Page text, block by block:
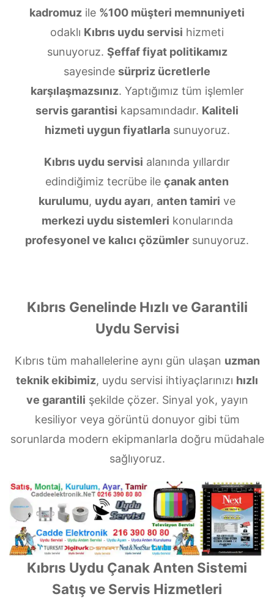
kadromuz ile %100 müşteri memnuniyeti
odaklı Kıbrıs uydu servisi hizmeti
sunuyoruz. Şeffaf fiyat politikamız
sayesinde sürpriz ücretlerle
karşılaşmazsınız. Yaptığımız tüm işlemler
servis garantisi kapsamındadır. Kaliteli
hizmeti uygun fiyatlarlasunuyoruz.
Kıbrıs uydu servisi alanında yıllardır
edindiğimiz tecrübe ile çanak anten
kurulumu, uydu ayarı, anten tamiri ve
merkezi uydu sistemleri konularında
profesyonel ve kalıcı çözümler sunuyoruz.
Kıbrıs Genelinde Hızlı ve Garantili
Uydu Servisi
Kıbrıs tüm mahallelerine aynı gün ulaşan uzman
teknik ekibimiz, uydu servisi ihtiyaçlarınızı hızlı
ve garantili şekilde çözer. Sinyal yok, yayın
kesiliyor veya görüntü donuyor gibi tüm
sorunlarda modern ekipmanlarla doğru müdahale
sağlıyoruz.
Kıbrıs Uydu Çanak Anten Sistemi
Satış ve Servis Hizmetleri